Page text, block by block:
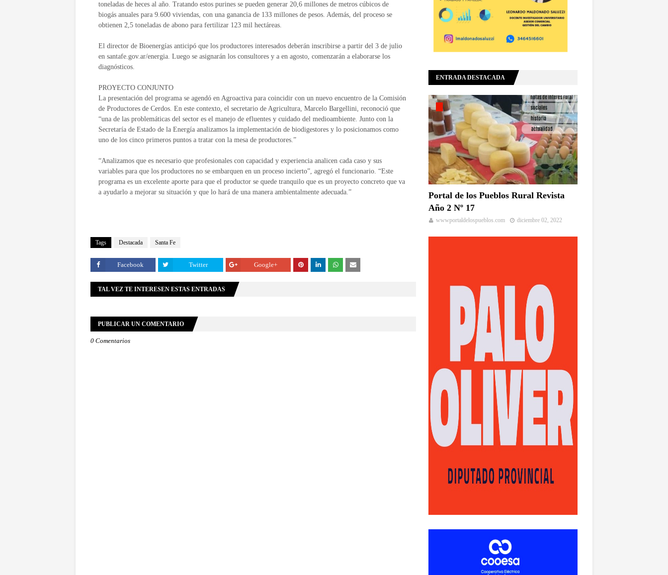
toneladas de heces al año. Tratando estos purines se pueden generar 20,6 millones de metros cúbicos de
biogás anuales para 9.600 viviendas, con una ganancia de 133 millones de pesos. Además, del proceso se
obtienen 2,5 toneladas de abono para fertilizar 123 mil hectáreas.
El director de Bioenergías anticipó que los productores interesados deberán inscribirse a partir del 3 de julio
en santafe.gov.ar/energia. Luego se asignarán los consultores y a en agosto, comenzarán a elaborarse los
diagnósticos.
PROYECTO CONJUNTO
La presentación del programa se agendó en Agroactiva para coincidir con un nuevo encuentro de la Comisión
de Productores de Cerdos. En este contexto, el secretario de Agricultura, Marcelo Bargellini, reconoció que
“una de las problemáticas del sector es el manejo de efluentes y cuidado del medioambiente. Junto con la
Secretaría de Estado de la Energía analizamos la implementación de biodigestores y lo posicionamos como
uno de los cinco primeros puntos a tratar con la mesa de productores.”
“Analizamos que es necesario que profesionales con capacidad y experiencia analicen cada caso y sus
variables para que los productores no se embarquen en un proceso incierto”, agregó el funcionario. “Este
programa es un excelente aporte para que el productor se quede tranquilo que es un proyecto concreto que va
a ayudarlo a mejorar su situación y que lo hará de una manera ambientalmente adecuada.”
Tags Destacada Santa Fe
Facebook Twitter Google+
TAL VEZ TE INTERESEN ESTAS ENTRADAS
PUBLICAR UN COMENTARIO
0 Comentarios
ENTRADA DESTACADA
Portal de los Pueblos Rural Revista
Año 2 Nº 17
wwwportaldelospueblos.com diciembre 02, 2022